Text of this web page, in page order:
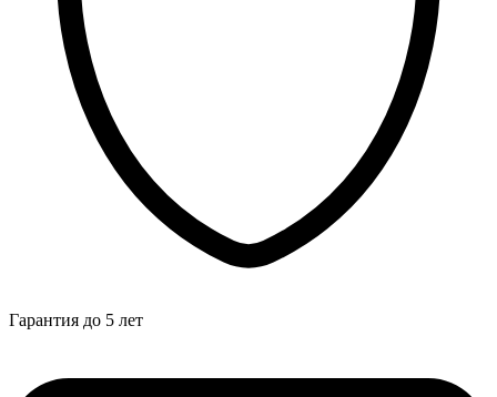
Гарантия до 5 лет